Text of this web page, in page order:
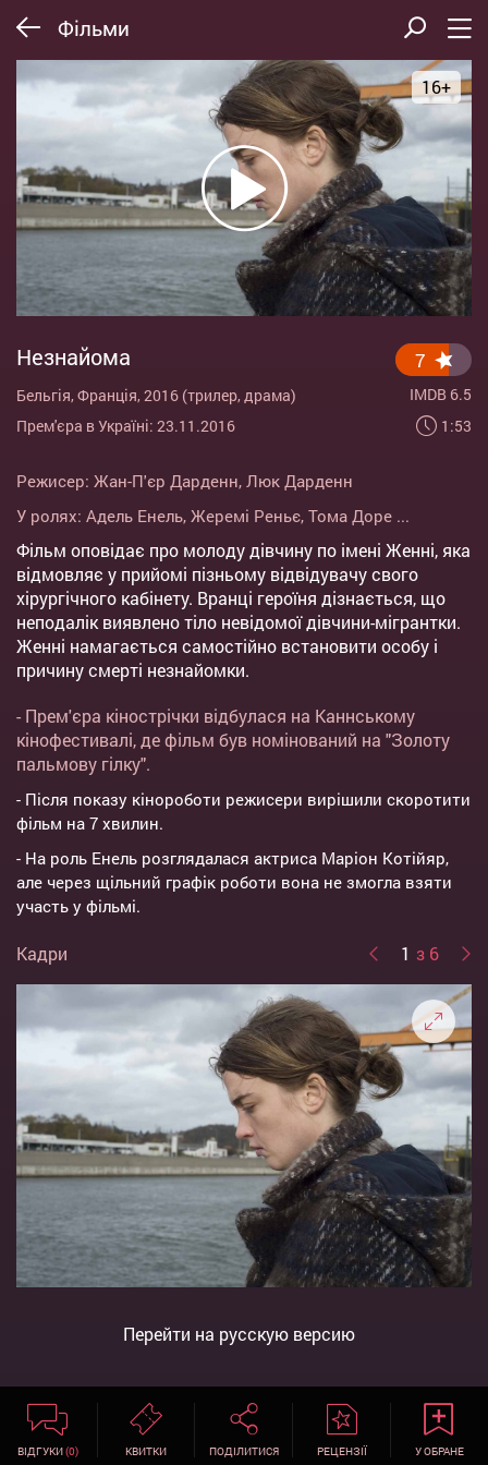
Фільми
16+
Незнайома
Бельгія, Франція, 2016 (трилер, драма)
Прем'єра в Україні: 23.11.2016
7
IMDB 6.5
1:53
Режисер: Жан-П'єр Дарденн, Люк Дарденн
У ролях: Адель Енель, Жеремі Реньє, Тома Доре ...
Фільм оповідає про молоду дівчину по імені Женні, яка
відмовляє у прийомі пізньому відвідувачу свого
хірургічного кабінету. Вранці героїня дізнається, що
неподалік виявлено тіло невідомої дівчини-мігрантки.
Женні намагається самостійно встановити особу і
причину смерті незнайомки.
- Прем'єра кінострічки відбулася на Каннському
кінофестивалі, де фільм був номінований на "Золоту
пальмову гілку".
- Після показу кінороботи режисери вирішили скоротити
фільм на 7 хвилин.
- На роль Енель розглядалася актриса Маріон Котійяр,
але через щільний графік роботи вона не змогла взяти
участь у фільмі.
Кадри 1 з 6
Перейти на русскую версию
ВІДГУКИ(0) КВИТКИ ПОДІЛИТИСЯ РЕЦЕНЗІЇ У ОБРАНЕ